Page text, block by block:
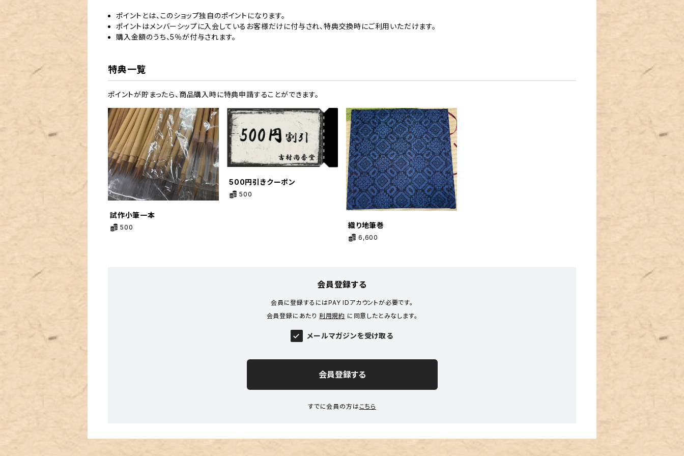
ポイントとは、このショップ独自のポイントになります。
ポイントはメンバーシップに入会しているお客様だけに付与され、特典交換時にご利用いただけます。
購入金額のうち、5％が付与されます。
特典一覧
ポイントが貯まったら、商品購入時に特典申請することができます。
試作小筆一本
500
500円引きクーポン
500
織り地筆巻
6,600
会員登録する
会員に登録するにはPAY IDアカウントが必要です。
会員登録にあたり 利用規約 に同意したとみなします。
メールマガジンを受け取る
会員登録する
すでに会員の方はこちら